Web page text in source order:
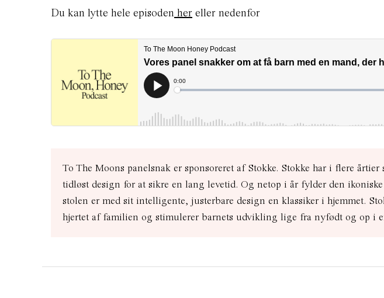
Du kan lytte hele episoden her eller nedenfor
To The Moons panelsnak er sponsoreret af Stokke. Stokke har i flere
tidløst design for at sikre en lang levetid. Og netop i år fylder den
stolen er med sit intelligente, justerbare design en klassiker i hjemmet.
hjertet af familien og stimulerer barnets udvikling lige fra nyfødt og op i